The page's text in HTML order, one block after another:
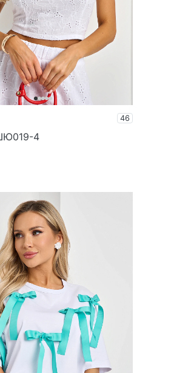
46
4